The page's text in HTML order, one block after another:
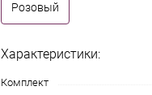
Розовый
Характеристики:
Комплект